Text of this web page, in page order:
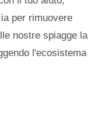
per rimuovere
nostre spiagge la
l'ecosistema